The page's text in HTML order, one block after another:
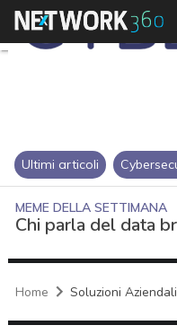
Ultimi articoli
MEME DELLA SETTIMANA
Chi parla del data
Home Soluzioni Aziendali